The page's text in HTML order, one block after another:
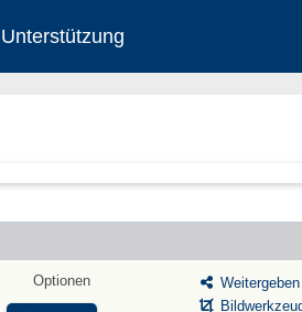
Optionen
Weitergeben